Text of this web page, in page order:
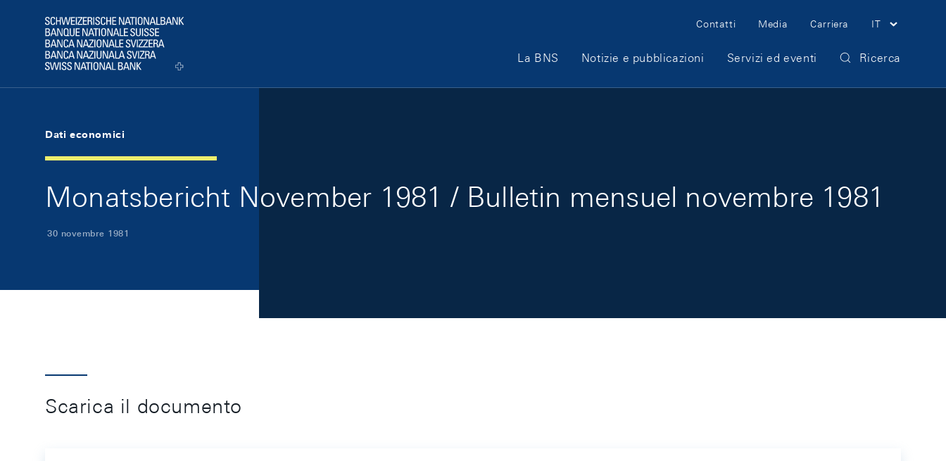
Logo
Meta Navigation
Contatti Media Carriera IT
Main Navigation
La BNS Notizie e pubblicazioni Servizi ed eventi Ricerca
Dati economici
Monatsbericht November 1981 / Bulletin mensuel novembre 1981
30 novembre 1981
Scarica il documento